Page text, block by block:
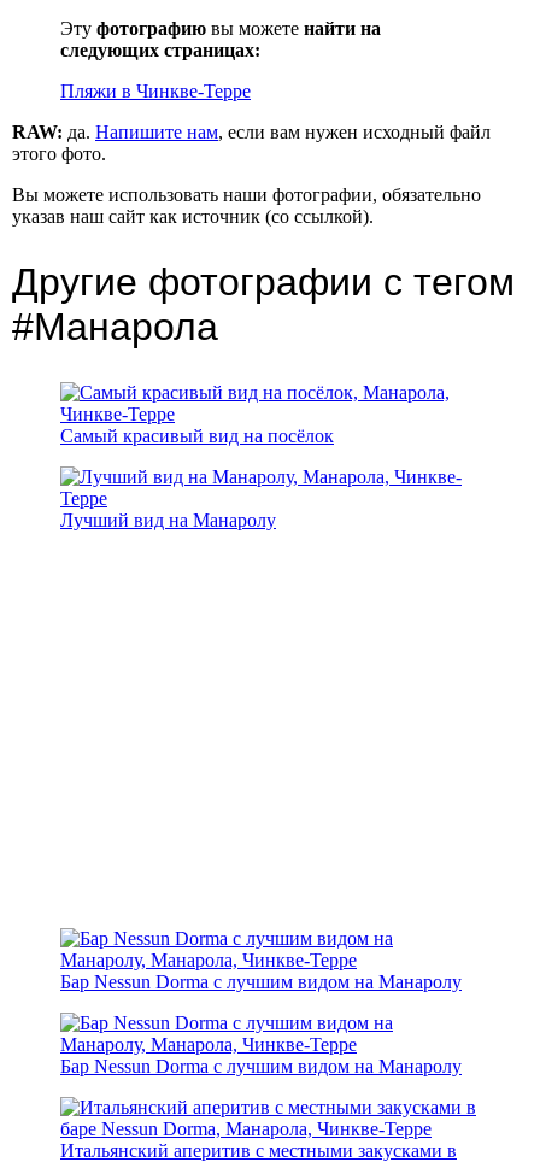
Эту фотографию вы можете найти на
следующих страницах:
Пляжи в Чинкве-Терре
RAW: да. Напишите нам, если вам нужен исходный файл
этого фото.
Вы можете использовать наши фотографии, обязательно
указав наш сайт как источник (со ссылкой).
Другие фотографии с тегом
#Манарола
Самый красивый вид на посёлок
Лучший вид на Манаролу
Бар Nessun Dorma с лучшим видом на Манаролу
Бар Nessun Dorma с лучшим видом на Манаролу
Итальянский аперитив с местными закусками в